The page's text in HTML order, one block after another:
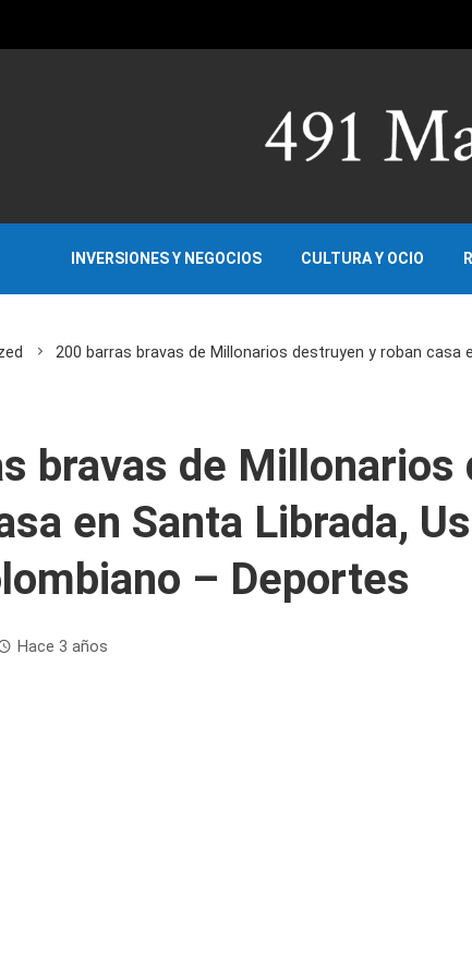
INVERSIONES Y NEGOCIOS CULTURA Y OCIO
200 barras bravas de Millonarios destruyen y roban
bravas de Millonarios
en Santa Librada,
– Deportes
Hace 3 años